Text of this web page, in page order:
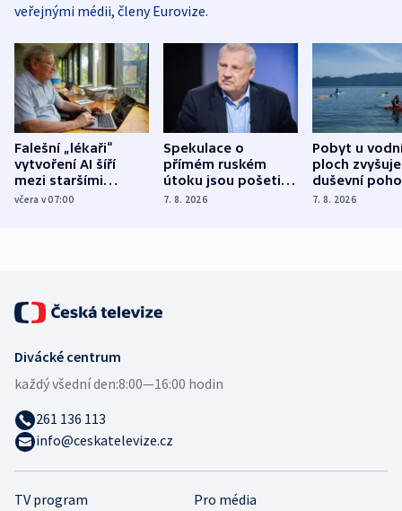
veřejnými médii, členy Eurovize.
Falešní „lékaři“
vytvoření AI šíří
mezi staršími
Poláky nebezpečné
včera v 07:00
Spekulace o
přímém ruském
útoku jsou pošetilé,
míní estonský
7. 8. 2026
Pobyt u
ploch zvyšuje
duševní
ukázala
7. 8. 2026
TV program
Pro média
Divácké centrum
každý všední den:8:00—16:00 hodin
261 136 113
info@ceskatelevize.cz